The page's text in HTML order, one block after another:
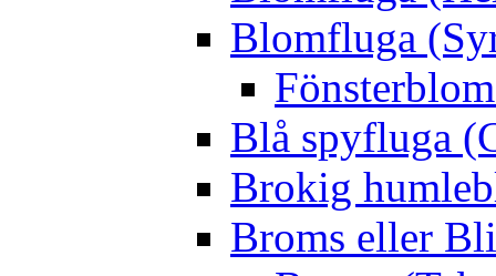
Blomfluga
Blå spyfluga
Brokig
Broms eller